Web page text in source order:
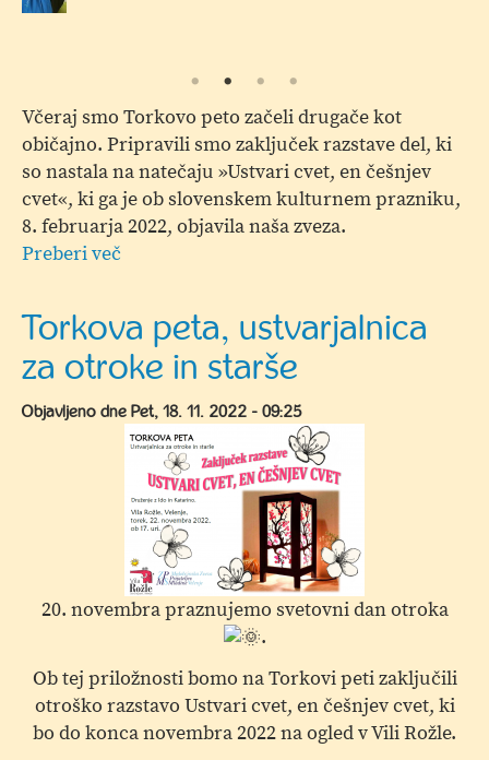
Včeraj smo Torkovo peto začeli drugače kot
običajno. Pripravili smo zaključek razstave del, ki
so nastala na natečaju »Ustvari cvet, en češnjev
cvet«, ki ga je ob slovenskem kulturnem prazniku,
8. februarja 2022, objavila naša zveza.
Preberi več
ustvarjalnica
za
in
starše
Zaključek
natečaja
"Ustvari
cvet,
en
Torkova peta, ustvarjalnica
za otroke in starše
Objavljeno dne Pet, 18. 11. 2022 - 09:25
20. novembra praznujemo svetovni dan otroka
.
Ob tej priložnosti bomo na Torkovi peti zaključili
otroško razstavo Ustvari cvet, en češnjev cvet, ki
bo do konca novembra 2022 na ogled v Vili Rožle.